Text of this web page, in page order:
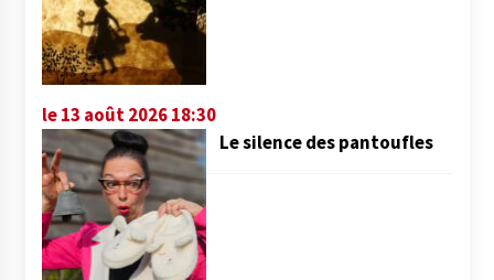
le 13 août 2026 18:30
Le silence des pantoufles